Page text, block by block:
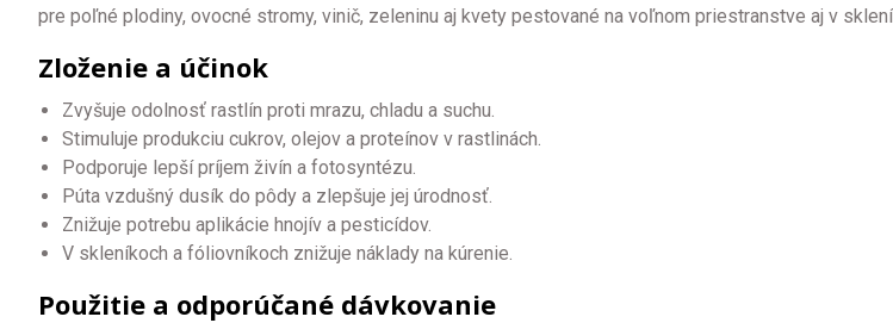
pre poľné plodiny, ovocné stromy, vinič, zeleninu aj kvety pestované na voľnom priestranstve aj v
Zloženie a účinok
Zvyšuje odolnosť rastlín proti mrazu, chladu a suchu.
Stimuluje produkciu cukrov, olejov a proteínov v rastlinách.
Podporuje lepší príjem živín a fotosyntézu.
Púta vzdušný dusík do pôdy a zlepšuje jej úrodnosť.
Znižuje potrebu aplikácie hnojív a pesticídov.
V skleníkoch a fóliovníkoch znižuje náklady na kúrenie.
Použitie a odporúčané dávkovanie